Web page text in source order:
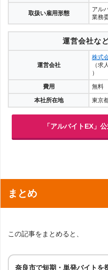
取扱い雇用形態
アル
業務
運営会社な
運営会社
株式
（求
）
費用
無料
本社所在地
東京
「アルバイトEX」
まとめ
この記事をまとめると、
奈良市で短期・単発バイトを